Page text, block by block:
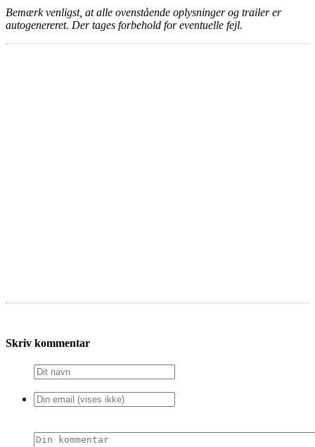
Bemærk venligst, at alle ovenstående oplysninger og trailer er
autogenereret. Der tages forbehold for eventuelle fejl.
Skriv kommentar